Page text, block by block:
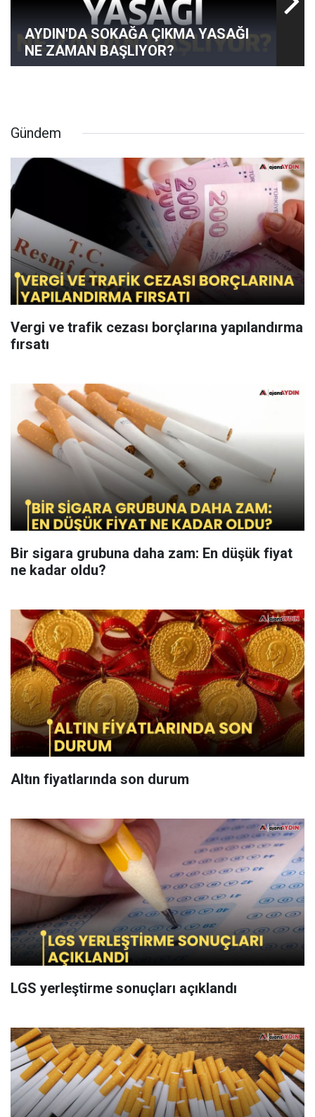
AYDIN'DA SOKAĞA ÇIKMA YASAĞI
NE ZAMAN BAŞLIYOR?
Gündem
Vergi ve trafik cezası borçlarına yapılandırma
fırsatı
Bir sigara grubuna daha zam: En düşük fiyat
ne kadar oldu?
Altın fiyatlarında son durum
LGS yerleştirme sonuçları açıklandı